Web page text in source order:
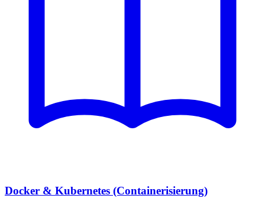
Docker & Kubernetes (Containerisierung)